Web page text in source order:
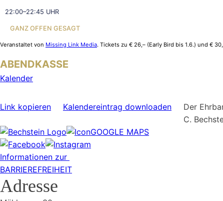
22:00–22:45 UHR
GANZ OFFEN GESAGT
Veranstaltet von Missing Link Media. Tickets zu € 26,– (Early Bird bis 1.6.) und €
ABENDKASSE
Kalender
Link kopieren Kalendereintrag downloaden
Der
C.
GOOGLE MAPS
Informationen zur
BARRIEREFREIHEIT
Adresse